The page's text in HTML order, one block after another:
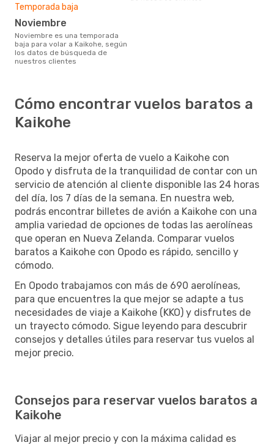
Temporada baja
noviembre
noviembre es una temporada
baja para volar a Kaikohe, según
los datos de búsqueda de
nuestros clientes
Cómo encontrar vuelos baratos a
Kaikohe
Reserva la mejor oferta de vuelo a Kaikohe con
Opodo y disfruta de la tranquilidad de contar con un
servicio de atención al cliente disponible las 24 horas
del día, los 7 días de la semana. En nuestra web,
podrás encontrar billetes de avión a Kaikohe con una
amplia variedad de opciones de todas las aerolíneas
que operan en Nueva Zelanda. Comparar vuelos
baratos a Kaikohe con Opodo es rápido, sencillo y
cómodo.
En Opodo trabajamos con más de 690 aerolíneas,
para que encuentres la que mejor se adapte a tus
necesidades de viaje a Kaikohe (KKO) y disfrutes de
un trayecto cómodo. Sigue leyendo para descubrir
consejos y detalles útiles para reservar tus vuelos al
mejor precio.
Consejos para reservar vuelos baratos a
Kaikohe
Viajar al mejor precio y con la máxima calidad es